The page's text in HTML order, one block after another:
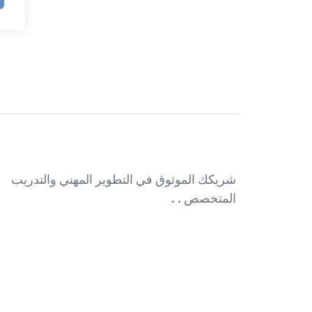
شريكك الموثوق في التطوير المهني والتدريب
المتخصص . .